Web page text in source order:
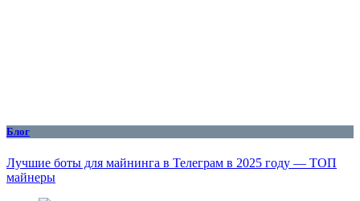
Блог
Лучшие боты для майнинга в Телеграм в 2025 году — ТОП
майнеры